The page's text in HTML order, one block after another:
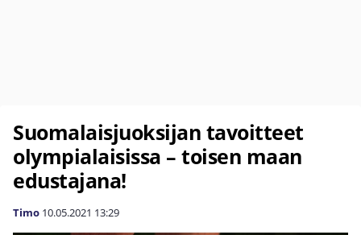
Suomalaisjuoksijan tavoitteet
olympialaisissa – toisen maan
edustajana!
Timo 10.05.2021 13:29